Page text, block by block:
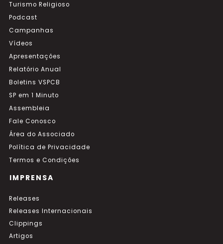
Turismo Religioso
Podcast
Campanhas
Vídeos
Apresentações
Relatório Anual
Boletins VSPCB
SP em 1 Minuto
Assembleia
Fale Conosco
Área do Associado
Política de Privacidade
Termos e Condições
IMPRENSA
Releases
Releases Internacionais
Clippings
Artigos